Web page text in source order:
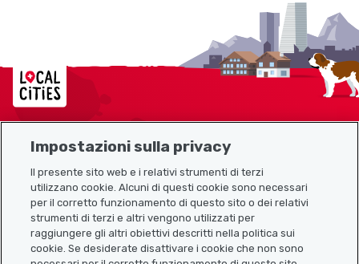
Localcities
Link utili
Scarica l’app Localcities
Impostazioni sulla privacy
Il presente sito web e i relativi strumenti di terzi
utilizzano cookie. Alcuni di questi cookie sono necessari
per il corretto funzionamento di questo sito o dei relativi
strumenti di terzi e altri vengono utilizzati per
raggiungere gli altri obiettivi descritti nella politica sui
cookie. Se desiderate disattivare i cookie che non sono